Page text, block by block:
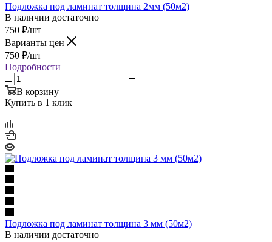
Подложка под ламинат толщина 2мм (50м2)
В наличии достаточно
750 ₽/шт
Варианты цен
750 ₽/шт
Подробности
В корзину
Купить в 1 клик
Подложка под ламинат толщина 3 мм (50м2)
В наличии достаточно